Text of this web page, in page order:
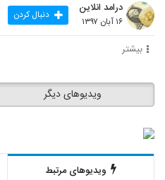
درامد انلاین
۱۶ آبان ۱۳۹۷ دنبال کردن
بیشتر
ویدیوهای دیگر
ویدیوهای مرتبط